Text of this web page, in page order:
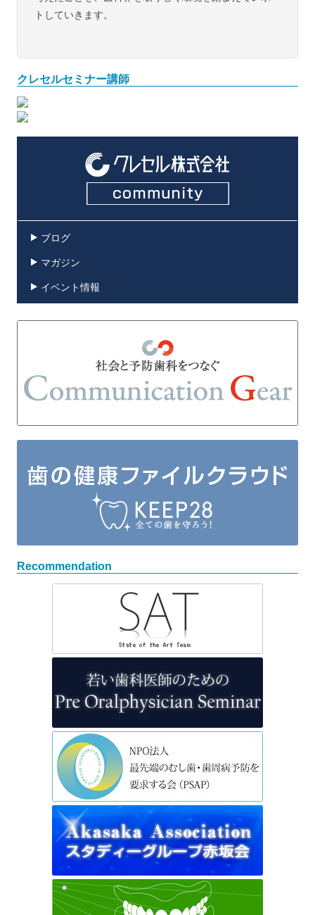
トしていきます。
クレセルセミナー講師
ブログ
マガジン
イベント情報
Recommendation